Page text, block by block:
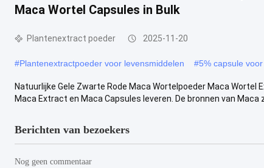
Maca Wortel Capsules in Bulk
Plantenextract poeder 2025-11-20
#Plantenextractpoeder voor levensmiddelen #5% capsule
Natuurlijke Gele Zwarte Rode Maca Wortelpoeder Maca Wortel
Maca Extract en Maca Capsules leveren. De bronnen van Maca
Berichten van bezoekers
Nog geen commentaar